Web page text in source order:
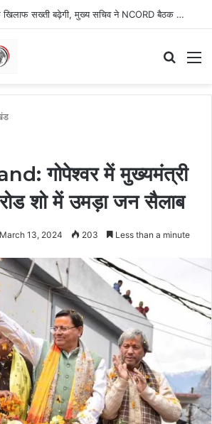
उत्तराखंड में ड्रग्स के खिलाफ सख्ती बढ़ेगी, मुख्य सचिव ने NCORD बैठक में दिए कड़े निर्देश
गोपेश्वर में मुख्यमंत्री
शो में उमड़ा जन सैलाब
March 13, 2024 203 Less than a minute